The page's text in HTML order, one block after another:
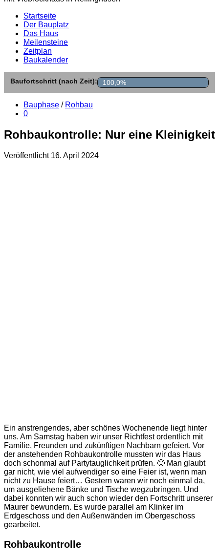
Startseite
Der Bauplatz
Das Haus
Meilensteine
Zeitplan
Baukalender
Baufortschritt (nach Zeit): 100,0%
Bauphase / Rohbau
0
Rohbaukontrolle: Nur eine Kleinigkeit
Veröffentlicht 16. April 2024
Ein anstrengendes, aber schönes Wochenende liegt hinter
uns. Am Samstag haben wir unser Richtfest ordentlich mit
Familie, Freunden und zukünftigen Nachbarn gefeiert. Vor
der anstehenden Rohbaukontrolle mussten wir das Haus
doch schonmal auf Partytauglichkeit prüfen. 🙂 Man glaubt
gar nicht, wie viel aufwendiger so eine Feier ist, wenn man
nicht zu Hause feiert… Gestern waren wir noch einmal da,
um ausgeliehene Bänke und Tische wegzubringen. Und
dabei konnten wir auch schon wieder den Fortschritt unserer
Maurer bewundern. Es wurde parallel am Klinker im
Erdgeschoss und den Außenwänden im Obergeschoss
gearbeitet.
Rohbaukontrolle